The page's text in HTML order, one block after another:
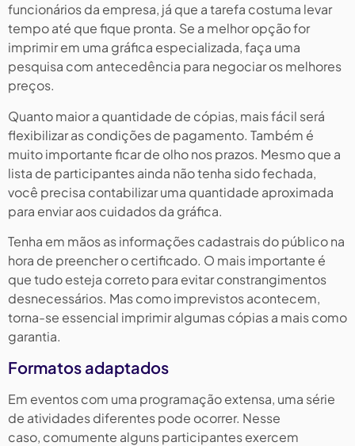
funcionários da empresa, já que a tarefa costuma levar
tempo até que fique pronta. Se a melhor opção for
imprimir em uma gráfica especializada, faça uma
pesquisa com antecedência para negociar os melhores
preços.
Quanto maior a quantidade de cópias, mais fácil será
flexibilizar as condições de pagamento. Também é
muito importante ficar de olho nos prazos. Mesmo que a
lista de participantes ainda não tenha sido fechada,
você precisa contabilizar uma quantidade aproximada
para enviar aos cuidados da gráfica.
Tenha em mãos as informações cadastrais do público na
hora de preencher o certificado. O mais importante é
que tudo esteja correto para evitar constrangimentos
desnecessários. Mas como imprevistos acontecem,
torna-se essencial imprimir algumas cópias a mais como
garantia.
Formatos adaptados
Em eventos com uma programação extensa, uma série
de atividades diferentes pode ocorrer. Nesse
caso, comumente alguns participantes exercem